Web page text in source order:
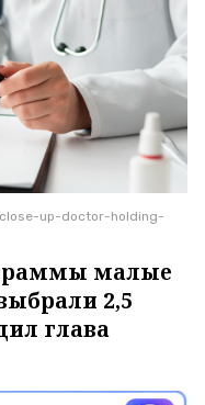
up-doctor-holding-
малые
2,5
глава